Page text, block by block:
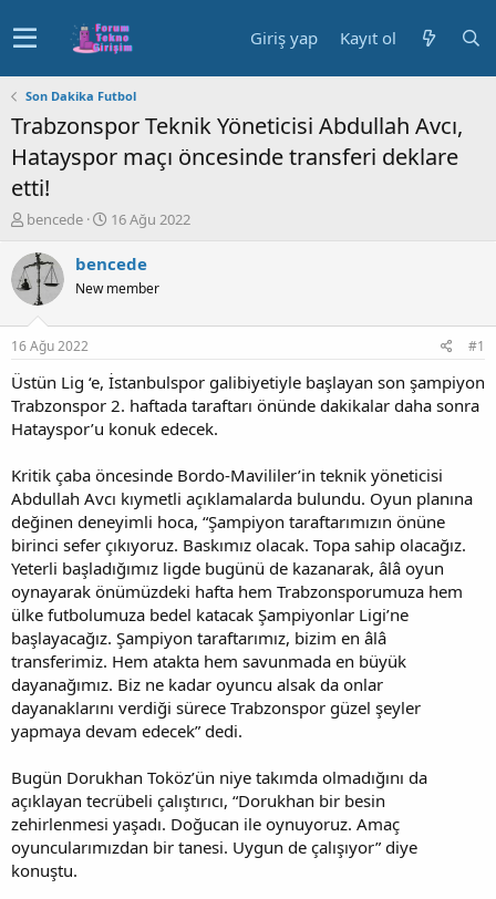
Giriş yap Kayıt ol
Son Dakika Futbol
Trabzonspor Teknik Yöneticisi Abdullah Avcı,
Hatayspor maçı öncesinde transferi deklare
etti!
K
n
u
y
b
a
ş
a
t
n
bencede
B
ş
a
ç
t
a
r
h
i
16 Ağu 2022
bencede
New member
16 Ağu 2022 #1
Üstün Lig ‘e, İstanbulspor galibiyetiyle başlayan son şampiyon
Trabzonspor 2. haftada taraftarı önünde dakikalar daha sonra
Hatayspor’u konuk edecek.
Kritik çaba öncesinde Bordo-Mavililer’in teknik yöneticisi
Abdullah Avcı kıymetli açıklamalarda bulundu. Oyun planına
değinen deneyimli hoca, “Şampiyon taraftarımızın önüne
birinci sefer çıkıyoruz. Baskımız olacak. Topa sahip olacağız.
Yeterli başladığımız ligde bugünü de kazanarak, âlâ oyun
oynayarak önümüzdeki hafta hem Trabzonsporumuza hem
ülke futbolumuza bedel katacak Şampiyonlar Ligi’ne
başlayacağız. Şampiyon taraftarımız, bizim en âlâ
transferimiz. Hem atakta hem savunmada en büyük
dayanağımız. Biz ne kadar oyuncu alsak da onlar
dayanaklarını verdiği sürece Trabzonspor güzel şeyler
yapmaya devam edecek” dedi.
Bugün Dorukhan Toköz’ün niye takımda olmadığını da
açıklayan tecrübeli çalıştırıcı, “Dorukhan bir besin
zehirlenmesi yaşadı. Doğucan ile oynuyoruz. Amaç
oyuncularımızdan bir tanesi. Uygun de çalışıyor” diye
konuştu.